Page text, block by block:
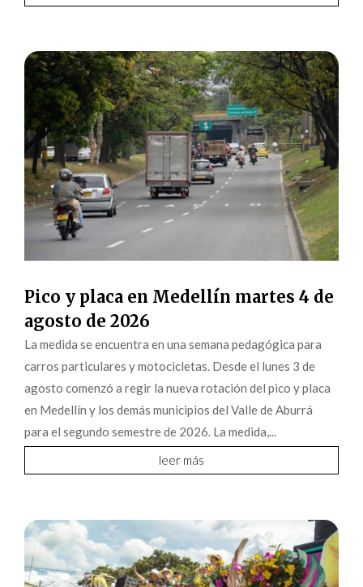
Pico y placa en Medellín martes 4 de
agosto de 2026
La medida se encuentra en una semana pedagógica para
carros particulares y motocicletas. Desde el lunes 3 de
agosto comenzó a regir la nueva rotación del pico y placa
en Medellín y los demás municipios del Valle de Aburrá
para el segundo semestre de 2026. La medida,...
leer más